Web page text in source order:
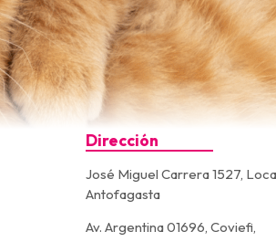
Dirección
José Miguel Carrera 1527,
Antofagasta
Av. Argentina 01696, Coviefi,